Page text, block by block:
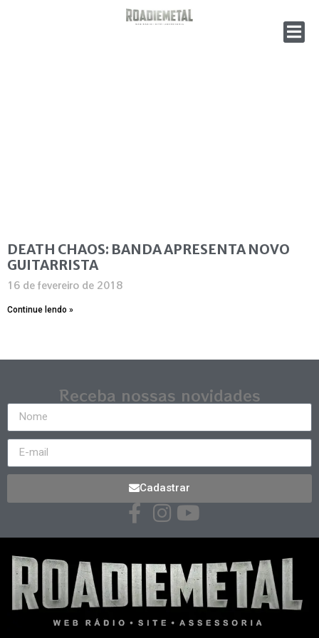
DEATH CHAOS: BANDA APRESENTA NOVO
GUITARRISTA
16 de fevereiro de 2018
Continue lendo »
Receba nossas novidades
Cadastrar